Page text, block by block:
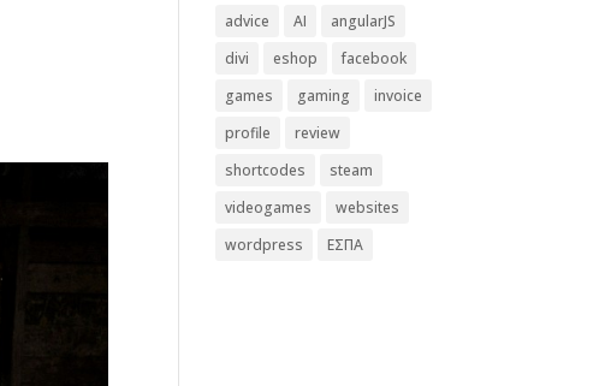
advice AI
angularJS
divi
eshop
facebook
games
gaming
invoice
profile
review
shortcodes
steam
videogames
websites
wordpress
ΕΣΠΑ